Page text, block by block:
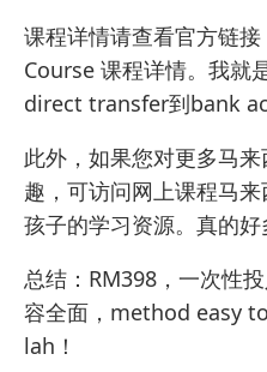
课程详情请查看官方链接
Course 课程详情。我就
direct transfer到bank
此外，如果您对更多马
趣，可访问网上课程马
孩子的学习资源。真的好
总结：RM398，一次性
容全面，method easy
lah！